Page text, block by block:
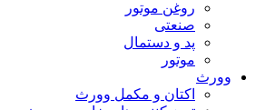
روغن موتور
صنعتی
پد و دستمال
موتور
وورث
اکتان و مکمل وورث